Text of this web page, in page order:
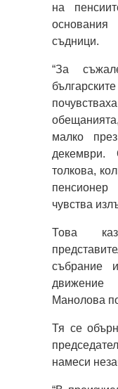
на
съдници.
“За
малко
декември.
толкова,
чувства
Това
събрание
Манолова
Тя се
намеси